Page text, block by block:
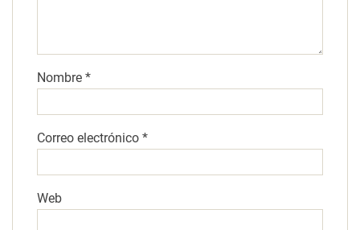
Nombre *
Correo electrónico *
Web